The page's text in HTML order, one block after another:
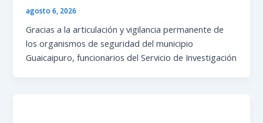
agosto 6, 2026
Gracias a la articulación y vigilancia permanente de
los organismos de seguridad del municipio
Guaicaipuro, funcionarios del Servicio de Investigación